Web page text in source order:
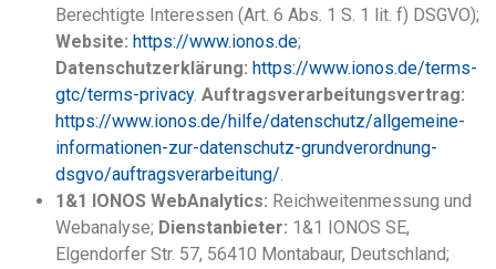
Berechtigte Interessen (Art. 6 Abs. 1 S. 1 lit. f) DSGVO);
Website: https://www.ionos.de;
Datenschutzerklärung: https://www.ionos.de/terms-
gtc/terms-privacy. Auftragsverarbeitungsvertrag:
https://www.ionos.de/hilfe/datenschutz/allgemeine-
informationen-zur-datenschutz-grundverordnung-
dsgvo/auftragsverarbeitung/.
1&1 IONOS WebAnalytics: Reichweitenmessung und
Webanalyse; Dienstanbieter: 1&1 IONOS SE,
Elgendorfer Str. 57, 56410 Montabaur, Deutschland;